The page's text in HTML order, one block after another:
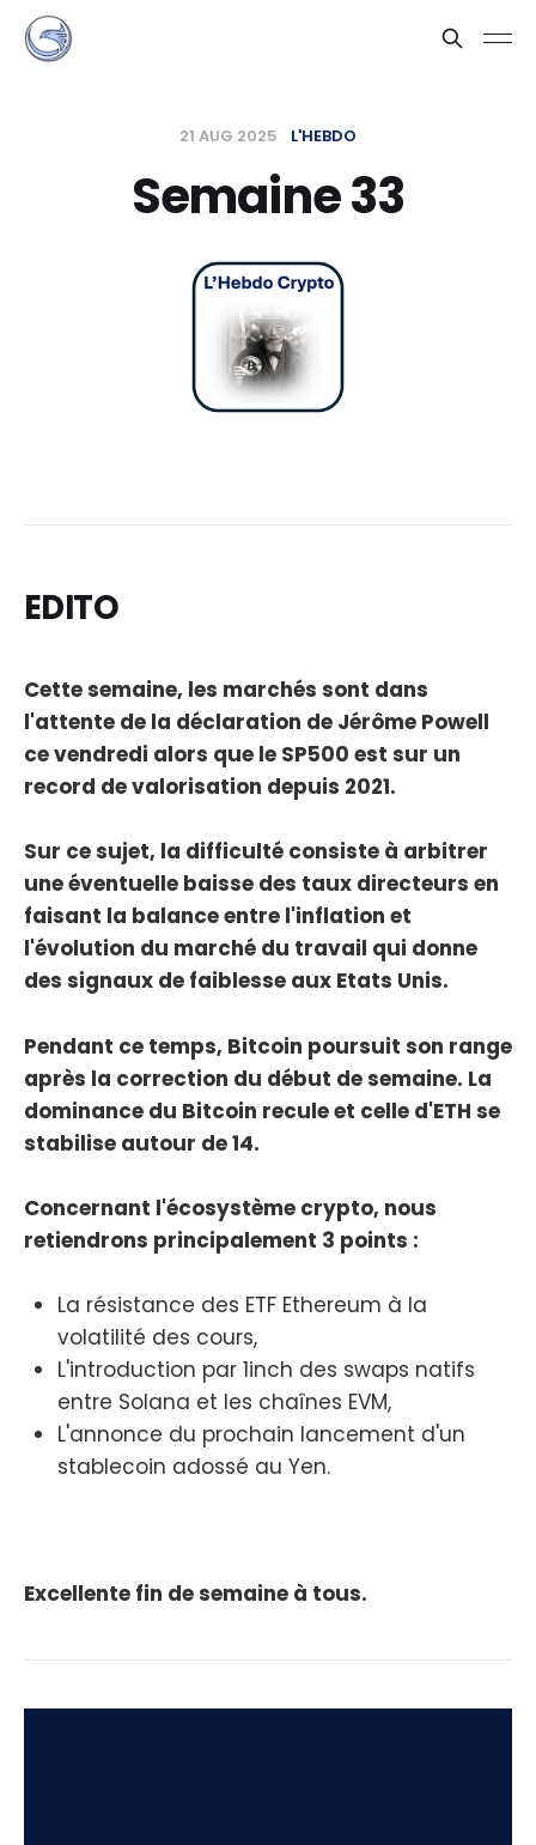
21 AUG 2025 L'HEBDO
Semaine 33
EDITO
Cette semaine, les marchés sont dans
l'attente de la déclaration de Jérôme Powell
ce vendredi alors que le SP500 est sur un
record de valorisation depuis 2021.
Sur ce sujet, la difficulté consiste à arbitrer
une éventuelle baisse des taux directeurs en
faisant la balance entre l'inflation et
l'évolution du marché du travail qui donne
des signaux de faiblesse aux Etats Unis.
Pendant ce temps, Bitcoin poursuit son range
après la correction du début de semaine. La
dominance du Bitcoin recule et celle d'ETH se
stabilise autour de 14.
Concernant l'écosystème crypto, nous
retiendrons principalement 3 points :
La résistance des ETF Ethereum à la
volatilité des cours,
L'introduction par 1inch des swaps natifs
entre Solana et les chaînes EVM,
L'annonce du prochain lancement d'un
stablecoin adossé au Yen.
Excellente fin de semaine à tous.